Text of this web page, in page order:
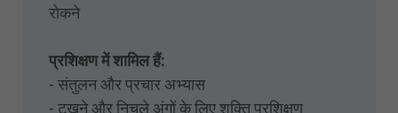
रोकने
प्रशिक्षण में शामिल हैं:
- संतुलन और प्रचार अभ्यास
- टखने और निचले अंगों के लिए शक्ति प्रशिक्षण